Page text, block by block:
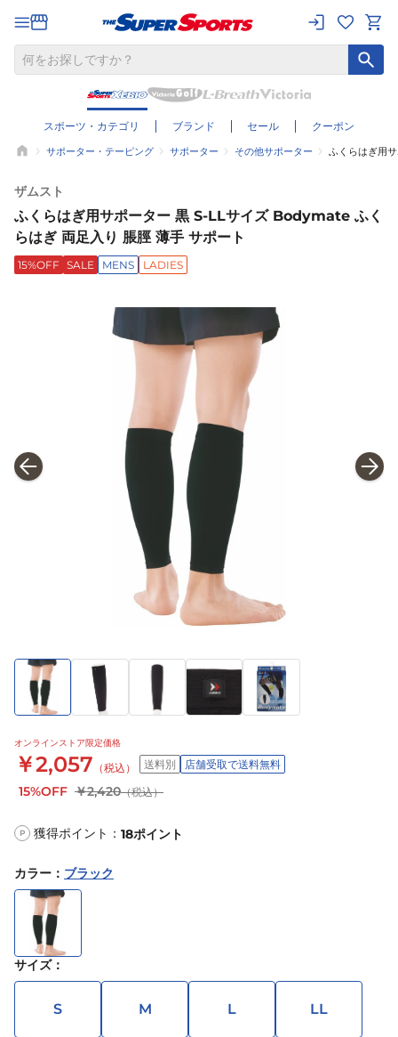
スポーツ・カテゴリ ブランド セール クーポン
サポーター・テーピング サポーター その他サポーター ふくらはぎ用
ザムスト
ふくらはぎ用サポーター 黒 S-LLサイズ Bodymate ふく
らはぎ 両足入り 脹脛 薄手 サポート
15%OFF SALE MENS LADIES
オンラインストア限定価格
￥2,057 （税込） 送料別 店舗受取で送料無料
15%OFF ￥2,420（税込）
P 獲得ポイント： 18ポイント
カラー ： ブラック
サイズ：
S M L LL